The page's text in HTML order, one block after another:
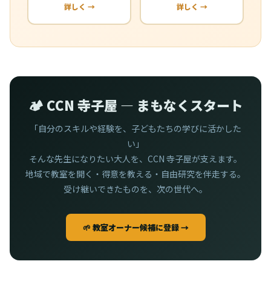
詳しく → 詳しく →
🏕️ CCN 寺子屋 — まもなくスタート
「自分のスキルや経験を、子どもたちの学びに活かした
い」
そんな先生になりたい大人を、CCN 寺子屋が支えます。
地域で教室を開く・得意を教える・自由研究を伴走する。
受け継いできたものを、次の世代へ。
🌱 教室オーナー候補に登録 →